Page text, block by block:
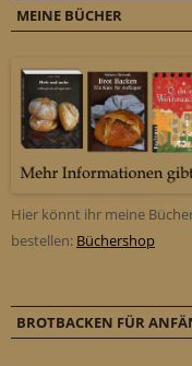
MEINE BÜCHER
Hier könnt ihr meine
bestellen: Büchershop
BROTBACKEN FÜR